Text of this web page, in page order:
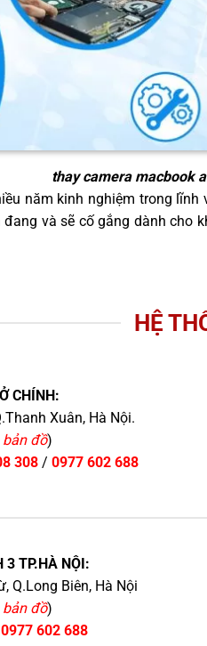
thay camera macbook
năm kinh nghiệm trong
đang và sẽ cố gắng dành
HỆ
CHÍNH:
Xuân, Hà Nội.
bản đồ)
308/ 0977 602 688
3 TP.HÀ NỘI:
Q.Long Biên, Hà Nội
bản đồ)
0977 602 688